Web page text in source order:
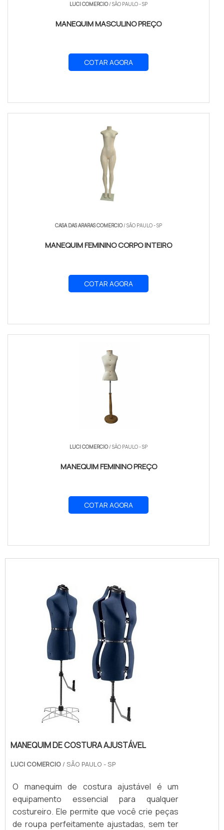
LUCI COMERCIO/ SÃO PAULO - SP
MANEQUIM MASCULINO PREÇO
COTAR AGORA
CASA DAS ARARAS COMERCIO/ SÃO PAULO - SP
MANEQUIM FEMININO CORPO INTEIRO
COTAR AGORA
LUCI COMERCIO/ SÃO PAULO - SP
MANEQUIM FEMININO PREÇO
COTAR AGORA
MANEQUIM DE COSTURA AJUSTÁVEL
LUCI COMERCIO / SÃO PAULO - SP
O manequim de costura ajustável é um
equipamento essencial para qualquer
costureiro. Ele permite que você crie peças
de roupa perfeitamente ajustadas, sem ter